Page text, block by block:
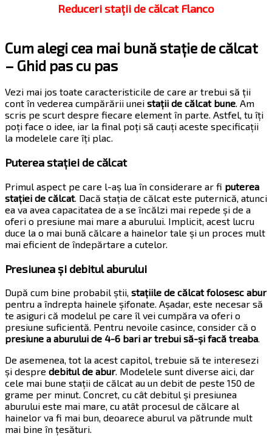
Reduceri stații de călcat Flanco
Cum alegi cea mai bună stație de călcat
– Ghid pas cu pas
Vezi mai jos toate caracteristicile de care ar trebui să ții
cont în vederea cumpărării unei stații de călcat bune. Am
scris pe scurt despre fiecare element în parte. Astfel, tu îți
poți face o idee, iar la final poți să cauți aceste specificații
la modelele care îți plac.
Puterea stației de călcat
Primul aspect pe care l-aș lua în considerare ar fi puterea
stației de călcat. Dacă stația de călcat este puternică, atunci
ea va avea capacitatea de a se încălzi mai repede și de a
oferi o presiune mai mare a aburului. Implicit, acest lucru
duce la o mai bună călcare a hainelor tale și un proces mult
mai eficient de îndepărtare a cutelor.
Presiunea și debitul aburului
După cum bine probabil știi, stațiile de călcat folosesc abur
pentru a îndrepta hainele șifonate. Așadar, este necesar să
te asiguri că modelul pe care îl vei cumpăra va oferi o
presiune suficientă. Pentru nevoile casince, consider că o
presiune a aburului de 4-6 bari ar trebui să-și facă treaba.
De asemenea, tot la acest capitol, trebuie să te interesezi
și despre debitul de abur. Modelele sunt diverse aici, dar
cele mai bune stații de călcat au un debit de peste 150 de
grame per minut. Concret, cu cât debitul și presiunea
aburului este mai mare, cu atât procesul de călcare al
hainelor va fi mai bun, deoarece aburul va pătrunde mult
mai bine în țesături.